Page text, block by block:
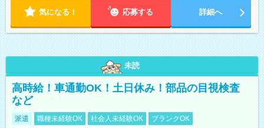
気になる！ 応募する 詳細へ
未読
高時給！車通勤OK！土日休み！部品の目視検査
など
派遣 職種未経験OK 社会人未経験OK ブランクOK